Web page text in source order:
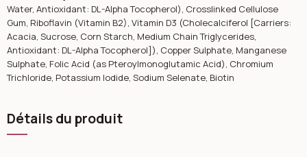
Water, Antioxidant: DL-Alpha Tocopherol), Crosslinked Cellulose
Gum, Riboflavin (Vitamin B2), Vitamin D3 (Cholecalciferol [Carriers:
Acacia, Sucrose, Corn Starch, Medium Chain Triglycerides,
Antioxidant: DL-Alpha Tocopherol]), Copper Sulphate, Manganese
Sulphate, Folic Acid (as Pteroylmonoglutamic Acid), Chromium
Trichloride, Potassium Iodide, Sodium Selenate, Biotin
Détails du produit